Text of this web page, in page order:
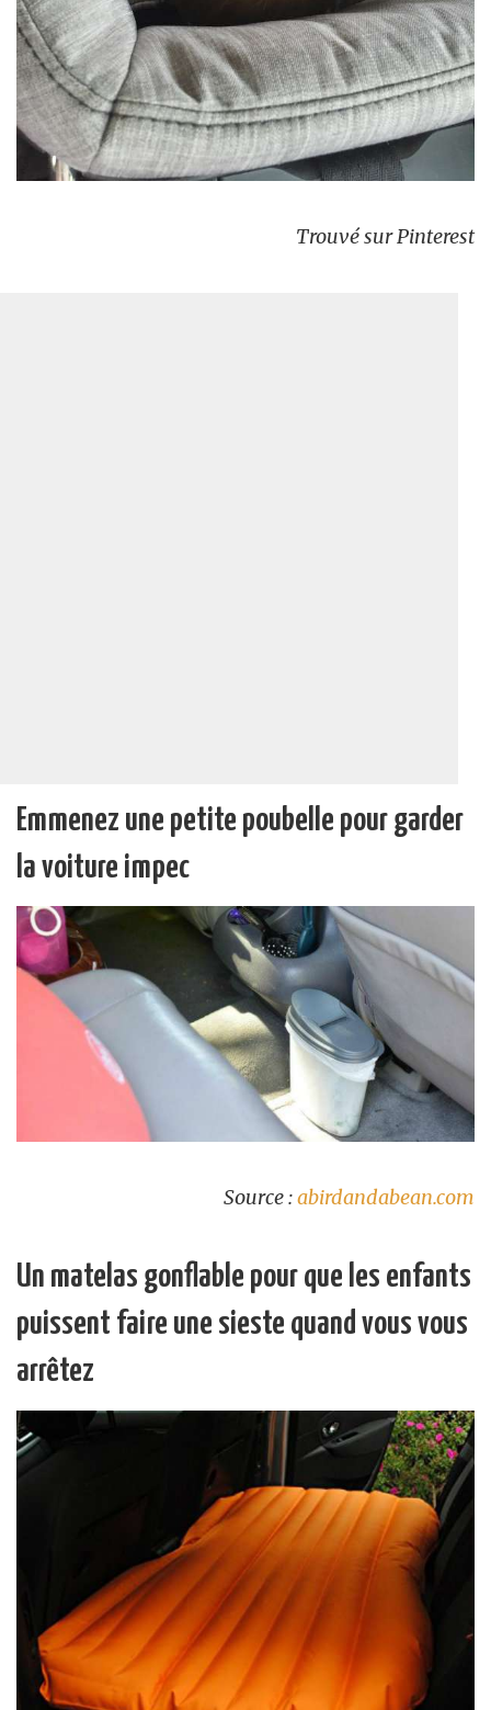
Trouvé sur Pinterest
Emmenez une petite poubelle pour garder
la voiture impec
Source :abirdandabean.com
Un matelas gonflable pour que les enfants
puissent faire une sieste quand vous vous
arrêtez